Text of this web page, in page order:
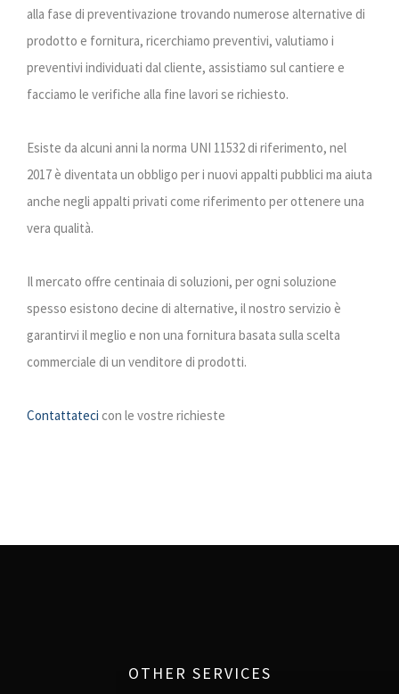
alla fase di preventivazione trovando numerose alternative di
prodotto e fornitura, ricerchiamo preventivi, valutiamo i
preventivi individuati dal cliente, assistiamo sul cantiere e
facciamo le verifiche alla fine lavori se richiesto.
Esiste da alcuni anni la norma UNI 11532 di riferimento, nel
2017 è diventata un obbligo per i nuovi appalti pubblici ma aiuta
anche negli appalti privati come riferimento per ottenere una
vera qualità.
Il mercato offre centinaia di soluzioni, per ogni soluzione
spesso esistono decine di alternative, il nostro servizio è
garantirvi il meglio e non una fornitura basata sulla scelta
commerciale di un venditore di prodotti.
Contattateci con le vostre richieste
OTHER SERVICES